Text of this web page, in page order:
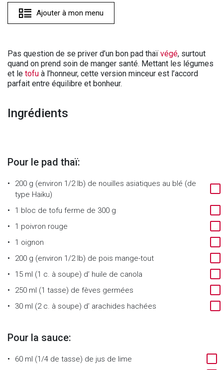
Ajouter à mon menu
Pas question de se priver d’un bon pad thaï végé, surtout
quand on prend soin de manger santé. Mettant les légumes
et le tofu à l’honneur, cette version minceur est l’accord
parfait entre équilibre et bonheur.
Ingrédients
Pour le pad thaï:
200 g (environ 1/2 lb) de nouilles asiatiques au blé (de
type Haiku)
1 bloc de tofu ferme de 300 g
1 poivron rouge
1 oignon
200 g (environ 1/2 lb) de pois mange-tout
15 ml (1 c. à soupe) d’ huile de canola
250 ml (1 tasse) de fèves germées
30 ml (2 c. à soupe) d’ arachides hachées
Pour la sauce:
60 ml (1/4 de tasse) de jus de lime